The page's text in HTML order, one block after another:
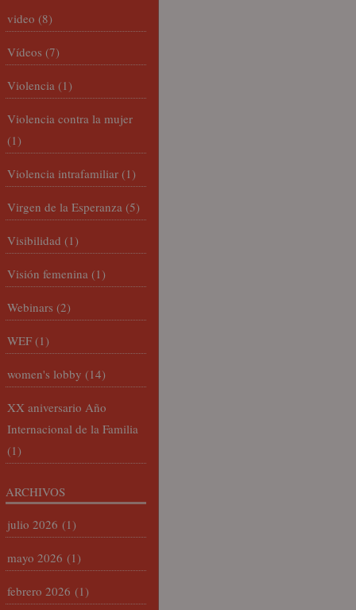
video (8)
Vídeos (7)
Violencia (1)
Violencia contra la mujer
(1)
Violencia intrafamiliar (1)
Virgen de la Esperanza (5)
Visibilidad (1)
Visión femenina (1)
Webinars (2)
WEF (1)
women's lobby (14)
XX aniversario Año
Internacional de la Familia
(1)
ARCHIVOS
julio 2026 (1)
mayo 2026 (1)
febrero 2026 (1)